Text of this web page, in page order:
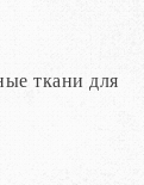
ткани для